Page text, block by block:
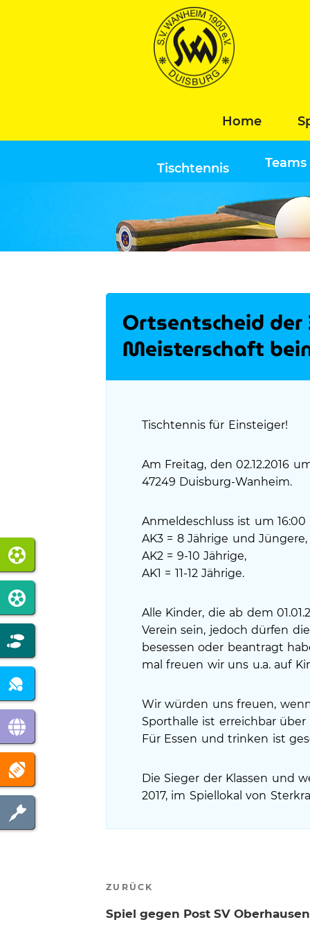
Home
Tischtennis Teams
Ortsentscheid
Meisterschaft
Tischtennis für Einsteiger!
Am Freitag, den 02.12.2016
47249 Duisburg-Wanheim.
Anmeldeschluss ist um
AK3 = 8 Jährige und Jüngere,
AK2 = 9-10 Jährige,
AK1 = 11-12 Jährige.
Alle Kinder, die ab dem
Verein sein, jedoch dürfen
besessen oder beantragt
mal freuen wir uns u.a. auf
Wir würden uns freuen,
Sporthalle ist erreichbar
Für Essen und trinken ist
Die Sieger der Klassen und
2017, im Spiellokal von
Beitragsnavigation
Vorheriger
ZURÜCK
Spiel gegen Post SV